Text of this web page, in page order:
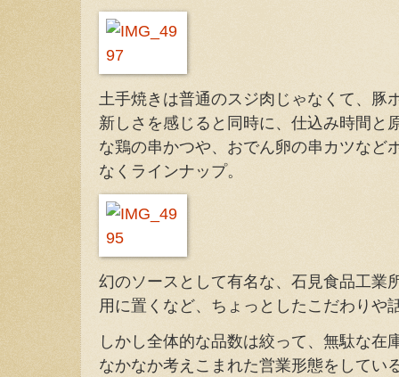
土手焼きは普通のスジ肉じゃなくて、豚
新しさを感じると同時に、仕込み時間と
な鶏の串かつや、おでん卵の串カツなど
なくラインナップ。
幻のソースとして有名な、石見食品工業
用に置くなど、ちょっとしたこだわりや
しかし全体的な品数は絞って、無駄な在
なかなか考えこまれた営業形態をしてい